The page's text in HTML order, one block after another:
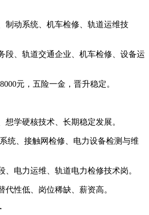
制动系统、机车检修、轨道运维技
段、轨道交通企业、机车检修、设备运
元，五险一金，晋升稳定。
想学硬核技术、长期稳定发展。
统、接触网检修、电力设备检测与维
、电力运维、轨道电力检修技术岗。
代性低、岗位稀缺、薪资高。